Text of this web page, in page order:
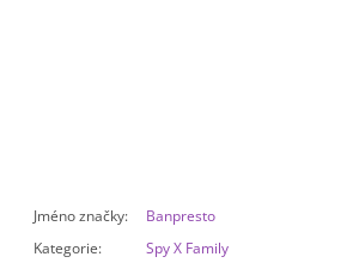
Jméno značky:
Banpresto
Kategorie: Spy X Family